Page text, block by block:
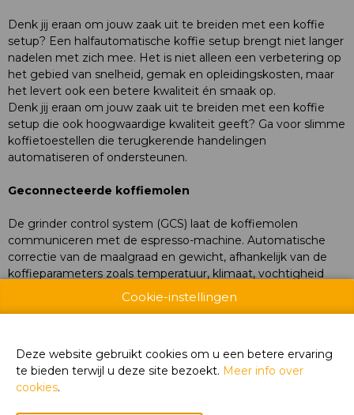
Denk jij eraan om jouw zaak uit te breiden met een koffie
setup? Een halfautomatische koffie setup brengt niet langer
nadelen met zich mee. Het is niet alleen een verbetering op
het gebied van snelheid, gemak en opleidingskosten, maar
het levert ook een betere kwaliteit én smaak op.
Denk jij eraan om jouw zaak uit te breiden met een koffie
setup die ook hoogwaardige kwaliteit geeft? Ga voor slimme
koffietoestellen die terugkerende handelingen
automatiseren of ondersteunen.
Geconnecteerde koffiemolen
De grinder control system (GCS) laat de koffiemolen
communiceren met de espresso-machine. Automatische
correctie van de maalgraad en gewicht, afhankelijk van de
koffieparameters zoals temperatuur, klimaat, vochtigheid
Gemaakt om onder een koffiemolen te zetten. Ideaal voor
shops met weinig werkruimte en/of veel volume aan
koffie. Tampkracht van 5 tot 30 kg.
Cookie-instellingen
Deze website gebruikt cookies om u een betere ervaring
te bieden terwijl u deze site bezoekt. Meer info over
cookies.